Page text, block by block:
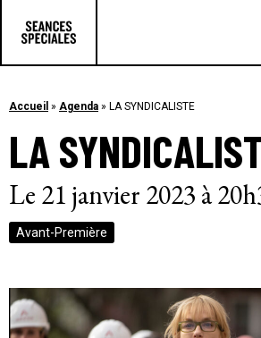
Les articles
Accueil » Agenda » LA SYNDICALISTE
LA
Le 21 janvier 2023 à
Avant-Première